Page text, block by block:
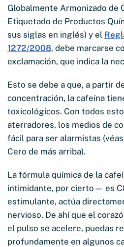
Globalmente Armonizado de
Etiquetado de Productos
sus siglas en inglés) y el
1272/2008, debe marcarse
exclamación, que indica la
Esto se debe a que, a partir
concentración, la cafeína
toxicológicos. Con todos
aterradores, los medios de
fácil para ser alarmistas
Cero de más arriba).
La fórmula química de la
intimidante, por cierto— es
estimulante, actúa
nervioso. De ahí que el
el pulso se acelere, puedas
profundamente en algunos